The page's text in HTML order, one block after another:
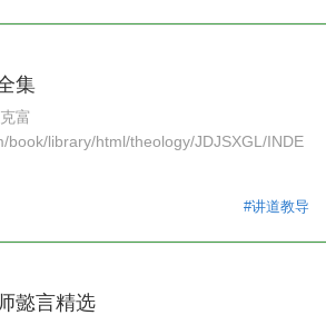
集
富
book/library/html/theology/JDJSXGL/INDE
#讲道教导
懿言精选